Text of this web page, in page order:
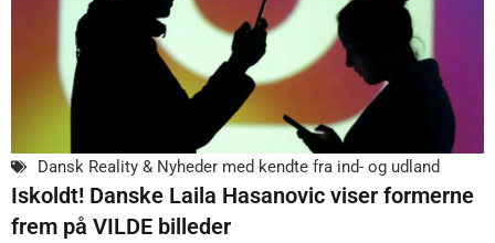
Dansk Reality & Nyheder med kendte fra ind- og udland
Iskoldt! Danske Laila Hasanovic viser formerne
frem på VILDE billeder